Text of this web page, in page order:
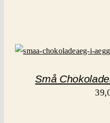
Små